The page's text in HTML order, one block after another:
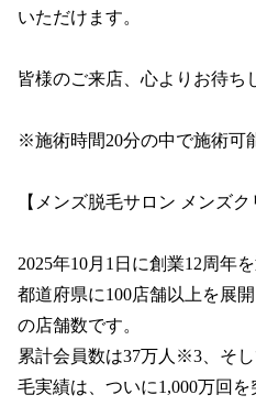
いただけます。
皆様のご来店、心よりお待ち
※施術時間20分の中で施術可
【メンズ脱毛サロン メンズク
2025年10月1日に創業12周年
都道府県に100店舗以上を展
の店舗数です。
累計会員数は37万人※3、そ
毛実績は、ついに1,000万回